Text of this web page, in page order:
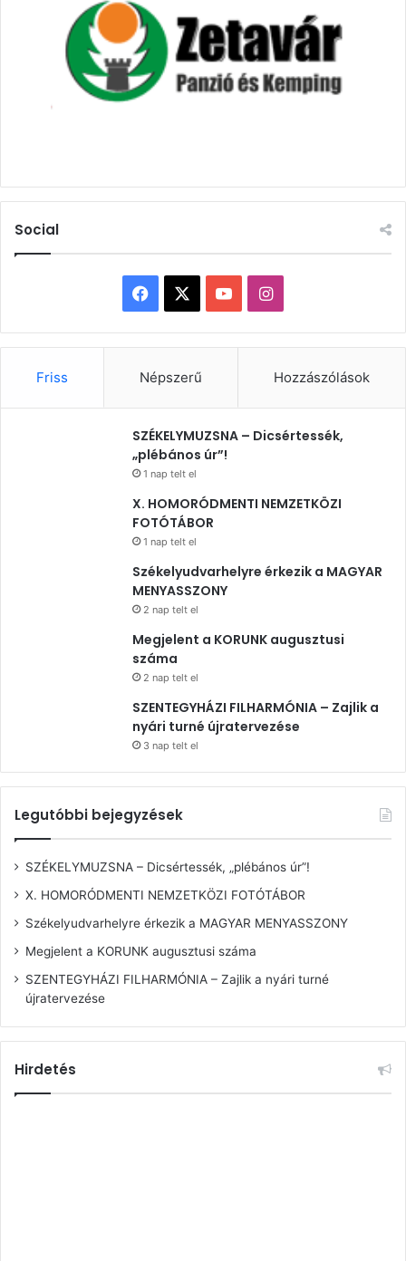
Social
Facebook YouTubeInstagram
Friss Népszerű Hozzászólások
SZÉKELYMUZSNA – Dicsértessék,
„plébános úr”!
1 nap telt el
X. HOMORÓDMENTI NEMZETKÖZI
FOTÓTÁBOR
1 nap telt el
Székelyudvarhelyre érkezik a MAGYAR
MENYASSZONY
2 nap telt el
Megjelent a KORUNK augusztusi
száma
2 nap telt el
SZENTEGYHÁZI FILHARMÓNIA – Zajlik a
nyári turné újratervezése
3 nap telt el
Legutóbbi bejegyzések
SZÉKELYMUZSNA – Dicsértessék, „plébános úr”!
X. HOMORÓDMENTI NEMZETKÖZI FOTÓTÁBOR
Székelyudvarhelyre érkezik a MAGYAR MENYASSZONY
Megjelent a KORUNK augusztusi száma
SZENTEGYHÁZI FILHARMÓNIA – Zajlik a nyári turné
újratervezése
Hirdetés